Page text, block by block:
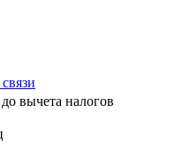
до вычета налогов